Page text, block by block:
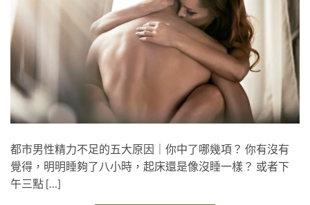
都市男性精力不足的五大原因｜你中了哪幾項？ 你有沒有
覺得，明明睡夠了八小時，起床還是像沒睡一樣？ 或者下
午三點 […]